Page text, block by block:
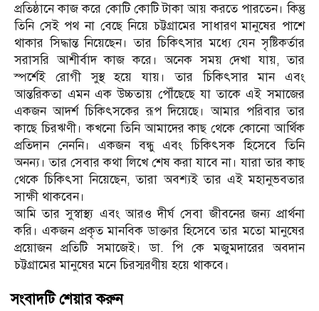
প্রতিষ্ঠানে কাজ করে কোটি কোটি টাকা আয় করতে পারতেন। কিন্তু
তিনি সেই পথ না বেছে নিয়ে চট্টগ্রামের সাধারণ মানুষের পাশে
থাকার সিদ্ধান্ত নিয়েছেন। তার চিকিৎসার মধ্যে যেন সৃষ্টিকর্তার
সরাসরি আশীর্বাদ কাজ করে। অনেক সময় দেখা যায়, তার
স্পর্শেই রোগী সুস্থ হয়ে যায়। তার চিকিৎসার মান এবং
আন্তরিকতা এমন এক উচ্চতায় পৌঁছেছে যা তাকে এই সমাজের
একজন আদর্শ চিকিৎসকের রূপ দিয়েছে। আমার পরিবার তার
কাছে চিরঋণী। কখনো তিনি আমাদের কাছ থেকে কোনো আর্থিক
প্রতিদান নেননি। একজন বন্ধু এবং চিকিৎসক হিসেবে তিনি
অনন্য। তার সেবার কথা লিখে শেষ করা যাবে না। যারা তার কাছ
থেকে চিকিৎসা নিয়েছেন, তারা অবশ্যই তার এই মহানুভবতার
সাক্ষী থাকবেন।
আমি তার সুস্বাস্থ্য এবং আরও দীর্ঘ সেবা জীবনের জন্য প্রার্থনা
করি। একজন প্রকৃত মানবিক ডাক্তার হিসেবে তার মতো মানুষের
প্রয়োজন প্রতিটি সমাজেই। ডা. পি কে মজুমদারের অবদান
চট্টগ্রামের মানুষের মনে চিরস্মরণীয় হয়ে থাকবে।
সংবাদটি শেয়ার করুন